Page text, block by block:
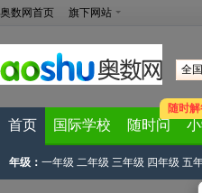
奥数网首页 旗下网站
全
首页 国际学校 随时问
随时
年级： 一年级 二年级 三年级 四年级 五